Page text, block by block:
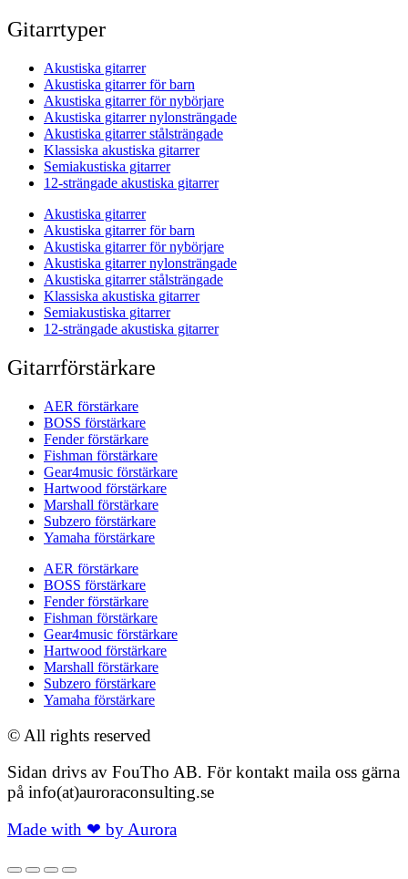
Gitarrtyper
Akustiska gitarrer
Akustiska gitarrer för barn
Akustiska gitarrer för nybörjare
Akustiska gitarrer nylonsträngade
Akustiska gitarrer stålsträngade
Klassiska akustiska gitarrer
Semiakustiska gitarrer
12-strängade akustiska gitarrer
Akustiska gitarrer
Akustiska gitarrer för barn
Akustiska gitarrer för nybörjare
Akustiska gitarrer nylonsträngade
Akustiska gitarrer stålsträngade
Klassiska akustiska gitarrer
Semiakustiska gitarrer
12-strängade akustiska gitarrer
Gitarrförstärkare
AER förstärkare
BOSS förstärkare
Fender förstärkare
Fishman förstärkare
Gear4music förstärkare
Hartwood förstärkare
Marshall förstärkare
Subzero förstärkare
Yamaha förstärkare
AER förstärkare
BOSS förstärkare
Fender förstärkare
Fishman förstärkare
Gear4music förstärkare
Hartwood förstärkare
Marshall förstärkare
Subzero förstärkare
Yamaha förstärkare
© All rights reserved
Sidan drivs av FouTho AB. För kontakt maila oss gärna
på info(at)auroraconsulting.se
Made with ❤ by Aurora